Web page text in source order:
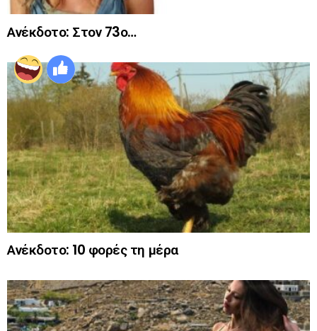
Ανέκδοτο: Στον 73ο…
Ανέκδοτο: 10 φορές τη μέρα